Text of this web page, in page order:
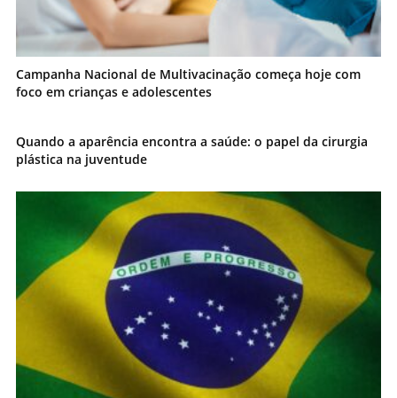
Campanha Nacional de Multivacinação começa hoje com
foco em crianças e adolescentes
Quando a aparência encontra a saúde: o papel da cirurgia
plástica na juventude